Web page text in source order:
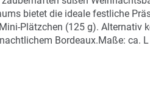
bietet die ideale festliche
Plätzchen (125 g). Alternativ
Bordeaux.Maße: ca.